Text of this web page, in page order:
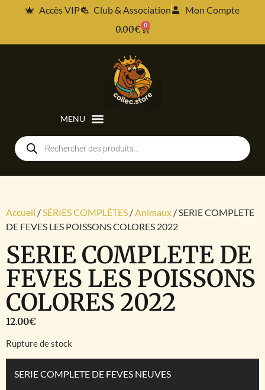
Accès VIP Club & Association
Mon Compte
0.00€ 0
Accueil /SÉRIES COMPLÈTES /Animaux / SERIE COMPLETE
DE FEVES LES POISSONS COLORES 2022
SERIE COMPLETE DE
FEVES LES POISSONS
COLORES 2022
12.00€
Rupture de stock
SERIE COMPLETE DE FEVES NEUVES